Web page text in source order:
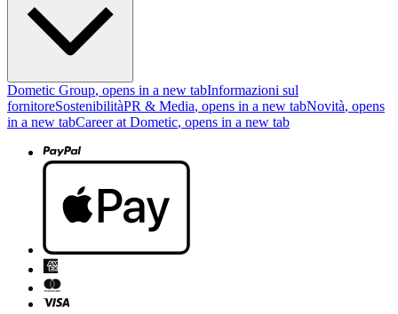
Dometic Group, opens in a new tabInformazioni sul
fornitoreSostenibilitàPR & Media, opens in a new tabNovità, opens
in a new tabCareer at Dometic, opens in a new tab